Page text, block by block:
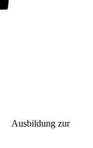
Ausbildung zur